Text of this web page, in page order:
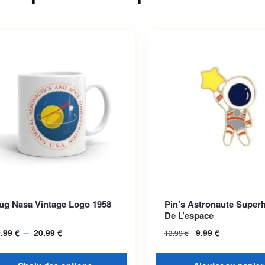
Nasa Vintage Logo 1958
€ – 20.99 €
options peuvent être choisies
Pin’s Astronaute
De L’espace
13.99€ 9.99 €